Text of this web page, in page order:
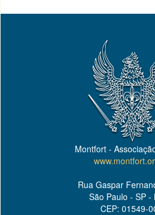
Montfort -
Rua Gaspar
São Paulo - SP -
CEP: 01549-